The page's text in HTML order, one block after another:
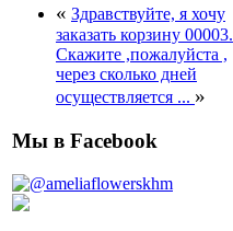
« Здравствуйте, я хочу
заказать корзину 00003.
Скажите ,пожалуйста ,
через сколько дней
осуществляется ... »
Мы в Facebook